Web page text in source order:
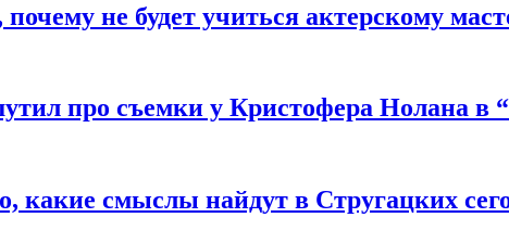
не будет учиться актерскому
про съемки у Кристофера Нолана в
какие смыслы найдут в Стругацких